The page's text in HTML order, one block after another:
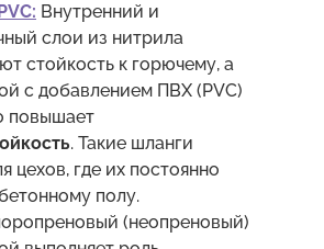
Внутренний и
слои из нитрила
стойкость к горючему, а
с добавлением ПВХ (PVC)
повышает
. Такие шланги
цехов, где их постоянно
полу.
(неопреновый)